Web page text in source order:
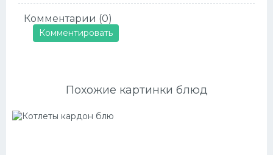
Комментарии (0)
Комментировать
Похожие картинки блюд